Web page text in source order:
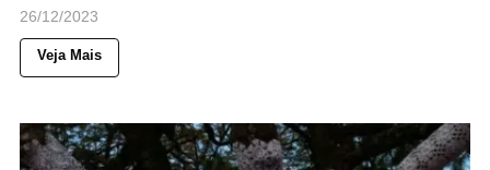
26/12/2023
Veja Mais